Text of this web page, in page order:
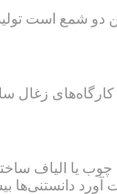
دو شمع است
کارگاه‌های زغال
یا الیاف
دانستنی‌ها